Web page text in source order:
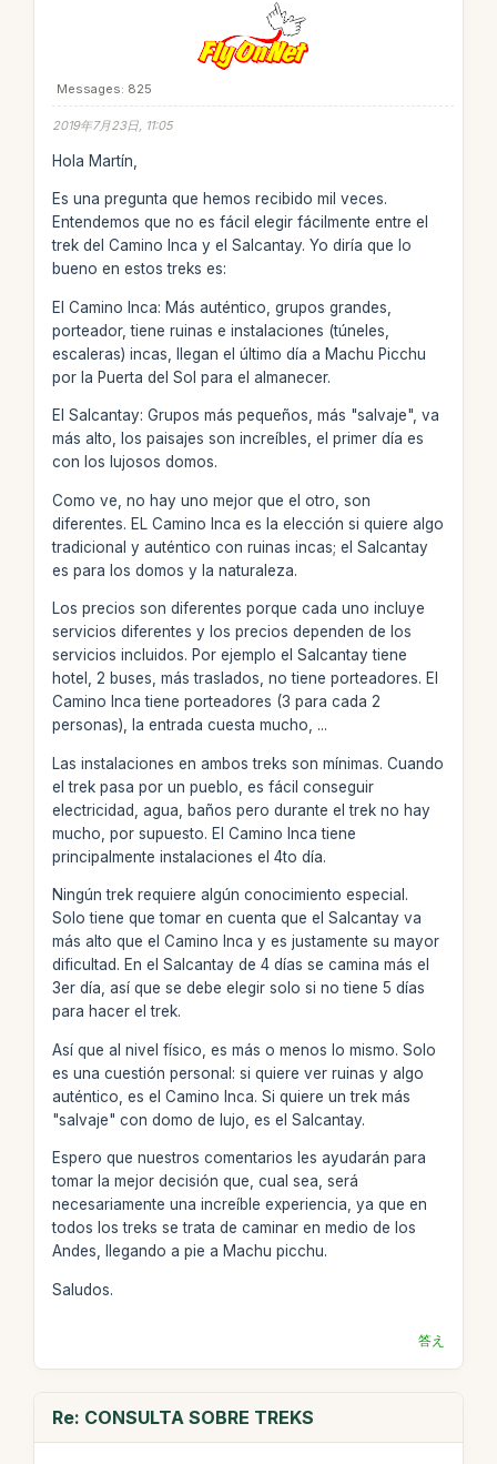
Messages: 825
2019年7月23日, 11:05
Hola Martín,
Es una pregunta que hemos recibido mil veces.
Entendemos que no es fácil elegir fácilmente entre el
trek del Camino Inca y el Salcantay. Yo diría que lo
bueno en estos treks es:
El Camino Inca: Más auténtico, grupos grandes,
porteador, tiene ruinas e instalaciones (túneles,
escaleras) incas, llegan el último día a Machu Picchu
por la Puerta del Sol para el almanecer.
El Salcantay: Grupos más pequeños, más "salvaje", va
más alto, los paisajes son increíbles, el primer día es
con los lujosos domos.
Como ve, no hay uno mejor que el otro, son
diferentes. EL Camino Inca es la elección si quiere algo
tradicional y auténtico con ruinas incas; el Salcantay
es para los domos y la naturaleza.
Los precios son diferentes porque cada uno incluye
servicios diferentes y los precios dependen de los
servicios incluidos. Por ejemplo el Salcantay tiene
hotel, 2 buses, más traslados, no tiene porteadores. El
Camino Inca tiene porteadores (3 para cada 2
personas), la entrada cuesta mucho, ...
Las instalaciones en ambos treks son mínimas. Cuando
el trek pasa por un pueblo, es fácil conseguir
electricidad, agua, baños pero durante el trek no hay
mucho, por supuesto. El Camino Inca tiene
principalmente instalaciones el 4to día.
Ningún trek requiere algún conocimiento especial.
Solo tiene que tomar en cuenta que el Salcantay va
más alto que el Camino Inca y es justamente su mayor
dificultad. En el Salcantay de 4 días se camina más el
3er día, así que se debe elegir solo si no tiene 5 días
para hacer el trek.
Así que al nivel físico, es más o menos lo mismo. Solo
es una cuestión personal: si quiere ver ruinas y algo
auténtico, es el Camino Inca. Si quiere un trek más
"salvaje" con domo de lujo, es el Salcantay.
Espero que nuestros comentarios les ayudarán para
tomar la mejor decisión que, cual sea, será
necesariamente una increíble experiencia, ya que en
todos los treks se trata de caminar en medio de los
Andes, llegando a pie a Machu picchu.
Saludos.
答え
Re: CONSULTA SOBRE TREKS